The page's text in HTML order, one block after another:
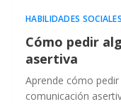
HABILIDADES
Cómo pedir
asertiva
Aprende cómo
comunicación